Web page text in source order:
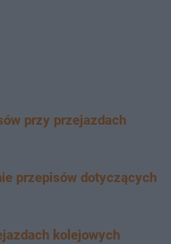
przy przejazdach
przepisów dotyczących
kolejowych